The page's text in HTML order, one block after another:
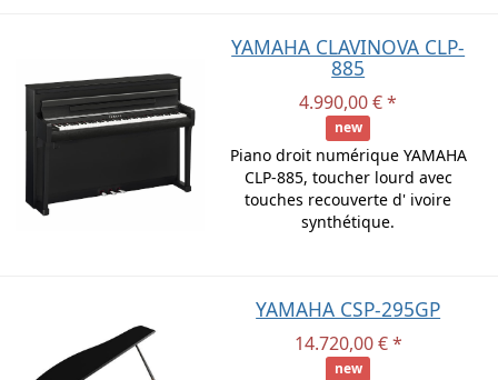
YAMAHA CLAVINOVA CLP-
885
4.990,00 € *
new
Piano droit numérique YAMAHA
CLP-885, toucher lourd avec
touches recouverte d' ivoire
synthétique.
YAMAHA CSP-295GP
14.720,00 € *
new